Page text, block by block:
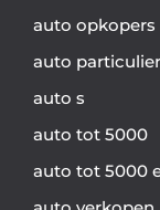
auto opkopers
auto
auto s
auto tot 5000
auto tot 5000